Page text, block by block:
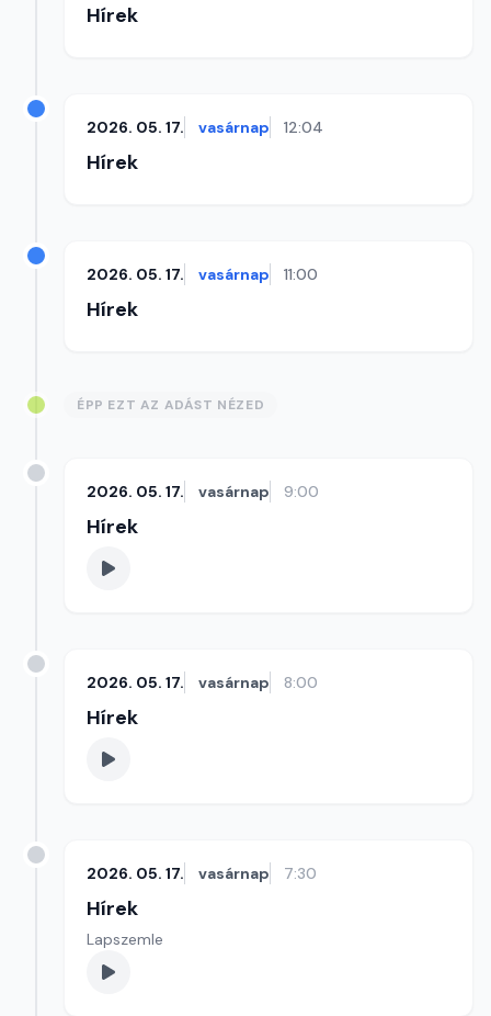
Hírek
2026. 05. 17. vasárnap 12:04
Hírek
2026. 05. 17. vasárnap 11:00
Hírek
ÉPP EZT AZ ADÁST NÉZED
2026. 05. 17. vasárnap 9:00
Hírek
2026. 05. 17. vasárnap 8:00
Hírek
2026. 05. 17. vasárnap 7:30
Hírek
Lapszemle